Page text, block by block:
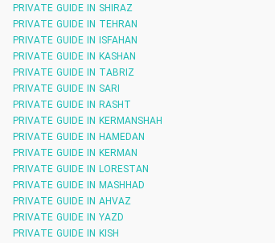
PRIVATE GUIDE IN SHIRAZ
PRIVATE GUIDE IN TEHRAN
PRIVATE GUIDE IN ISFAHAN
PRIVATE GUIDE IN KASHAN
PRIVATE GUIDE IN TABRIZ
PRIVATE GUIDE IN SARI
PRIVATE GUIDE IN RASHT
PRIVATE GUIDE IN KERMANSHAH
PRIVATE GUIDE IN HAMEDAN
PRIVATE GUIDE IN KERMAN
PRIVATE GUIDE IN LORESTAN
PRIVATE GUIDE IN MASHHAD
PRIVATE GUIDE IN AHVAZ
PRIVATE GUIDE IN YAZD
PRIVATE GUIDE IN KISH